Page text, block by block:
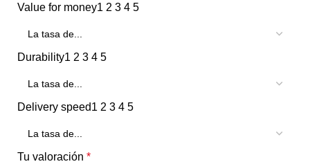
Value for money1 2 3 4 5
Durability1 2 3 4 5
Delivery speed1 2 3 4 5
Tu valoración *